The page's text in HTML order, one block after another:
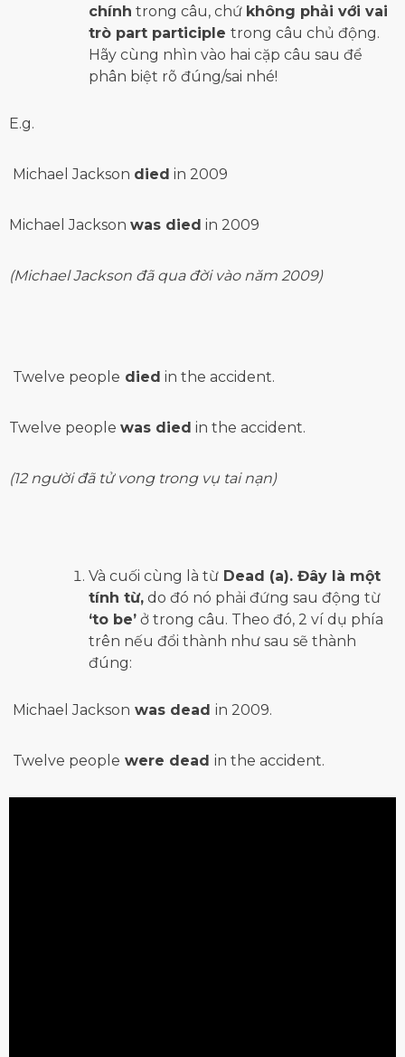
chính trong câu, chứ không phải với vai
trò part participle trong câu chủ động.
Hãy cùng nhìn vào hai cặp câu sau để
phân biệt rõ đúng/sai nhé!
E.g.
Michael Jackson died in 2009
Michael Jackson was died in 2009
(Michael Jackson đã qua đời vào năm 2009)
Twelve people died in the accident.
Twelve people was died in the accident.
(12 người đã tử vong trong vụ tai nạn)
Và cuối cùng là từ Dead (a). Đây là một
tính từ, do đó nó phải đứng sau động từ
‘to be’ ở trong câu. Theo đó, 2 ví dụ phía
trên nếu đổi thành như sau sẽ thành
đúng:
Michael Jackson was dead in 2009.
Twelve people were dead in the accident.